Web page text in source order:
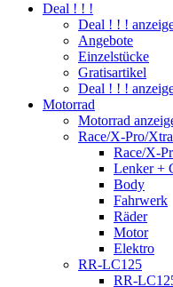
Deal ! ! !
Deal ! ! !
Angebote
Einzelstücke
Gratisartikel
Deal ! ! !
Motorrad
Motorrad
Race/X-Pro/
Race/X-
Lenker +
Body
Fahrwerk
Räder
Motor
Elektro
RR-LC125
RR-